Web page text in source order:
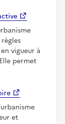
vigueur à
permet
et